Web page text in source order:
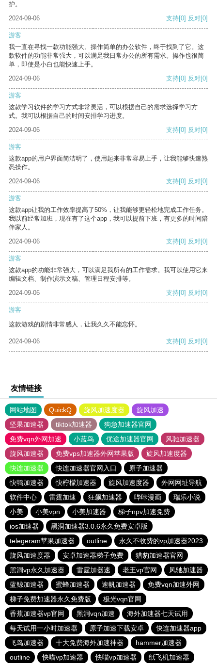
护。
2024-09-06
支持[0] 反对[0]
游客
我一直在寻找一款功能强大、操作简单的办公软件，终于找到了它。这
款软件的功能非常强大，可以满足我日常办公的所有需求。操作也很简
单，即使是小白也能快速上手。
2024-09-06
支持[0] 反对[0]
游客
这款学习软件的学习方式非常灵活，可以根据自己的需求选择学习方
式。我可以根据自己的时间安排学习进度。
2024-09-06
支持[0] 反对[0]
游客
这款app的用户界面简洁明了，使用起来非常容易上手，让我能够快速熟
悉操作。
2024-09-06
支持[0] 反对[0]
游客
这款app让我的工作效率提高了50%，让我能够更轻松地完成工作任务。
我以前经常加班，现在有了这个app，我可以提前下班，有更多的时间陪
伴家人。
2024-09-06
支持[0] 反对[0]
游客
这款app的功能非常强大，可以满足我所有的工作需求。我可以使用它来
编辑文档、制作演示文稿、管理日程安排等。
2024-09-06
支持[0] 反对[0]
游客
这款游戏的剧情非常感人，让我久久不能忘怀。
2024-09-06 支持[0] 反对[0]
友情链接
网站地图 QuickQ 旋风加速度器
旋风加速
坚果加速器
tiktok加速器
狗急加速器官网
免费vqn外网加速
小蓝鸟 优途加速器官网
风驰加速器
旋风加速器
免费vps加速器外网苹果版
旋风加速度器
快连加速器
快连加速器官网入口
原子加速器
快鸭加速器
快柠檬加速器 旋风加速度器
外网网址导航
软件中心
雷霆加速 狂飙加速器 哔咔漫画
瑞乐小说
小美
小美vpn 小美加速器
梯子npv加速免费
ios加速器
黑洞加速器3.0.6永久免费安卓版
telegeram苹果加速器
outline
永久不收费的vp加速器2023
旋风加速度器
安卓加速器梯子免费
猎豹加速器官网
黑洞vp永久加速器
雷霆加器速 老王vp官网
风驰加速器
蓝鲸加速器
蜜蜂加速器 速帆加速器
免费vqn加速外网
梯子免费加速器永久免费版
极光vqn官网
香蕉加速器vp官网
黑洞vqn加速
海外加速器七天试用
每天试用一小时加速器
原子加速下载安卓
快连加速器app
飞鸟加速器
十大免费海外加速神器
hammer加速器
outline
快喵vp加速器 快喵vp加速器 纸飞机加速器